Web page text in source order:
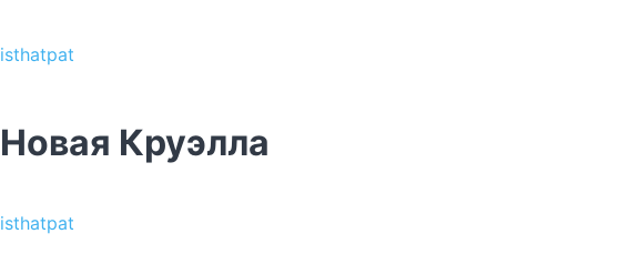
isthatpat
Новая Круэлла
isthatpat